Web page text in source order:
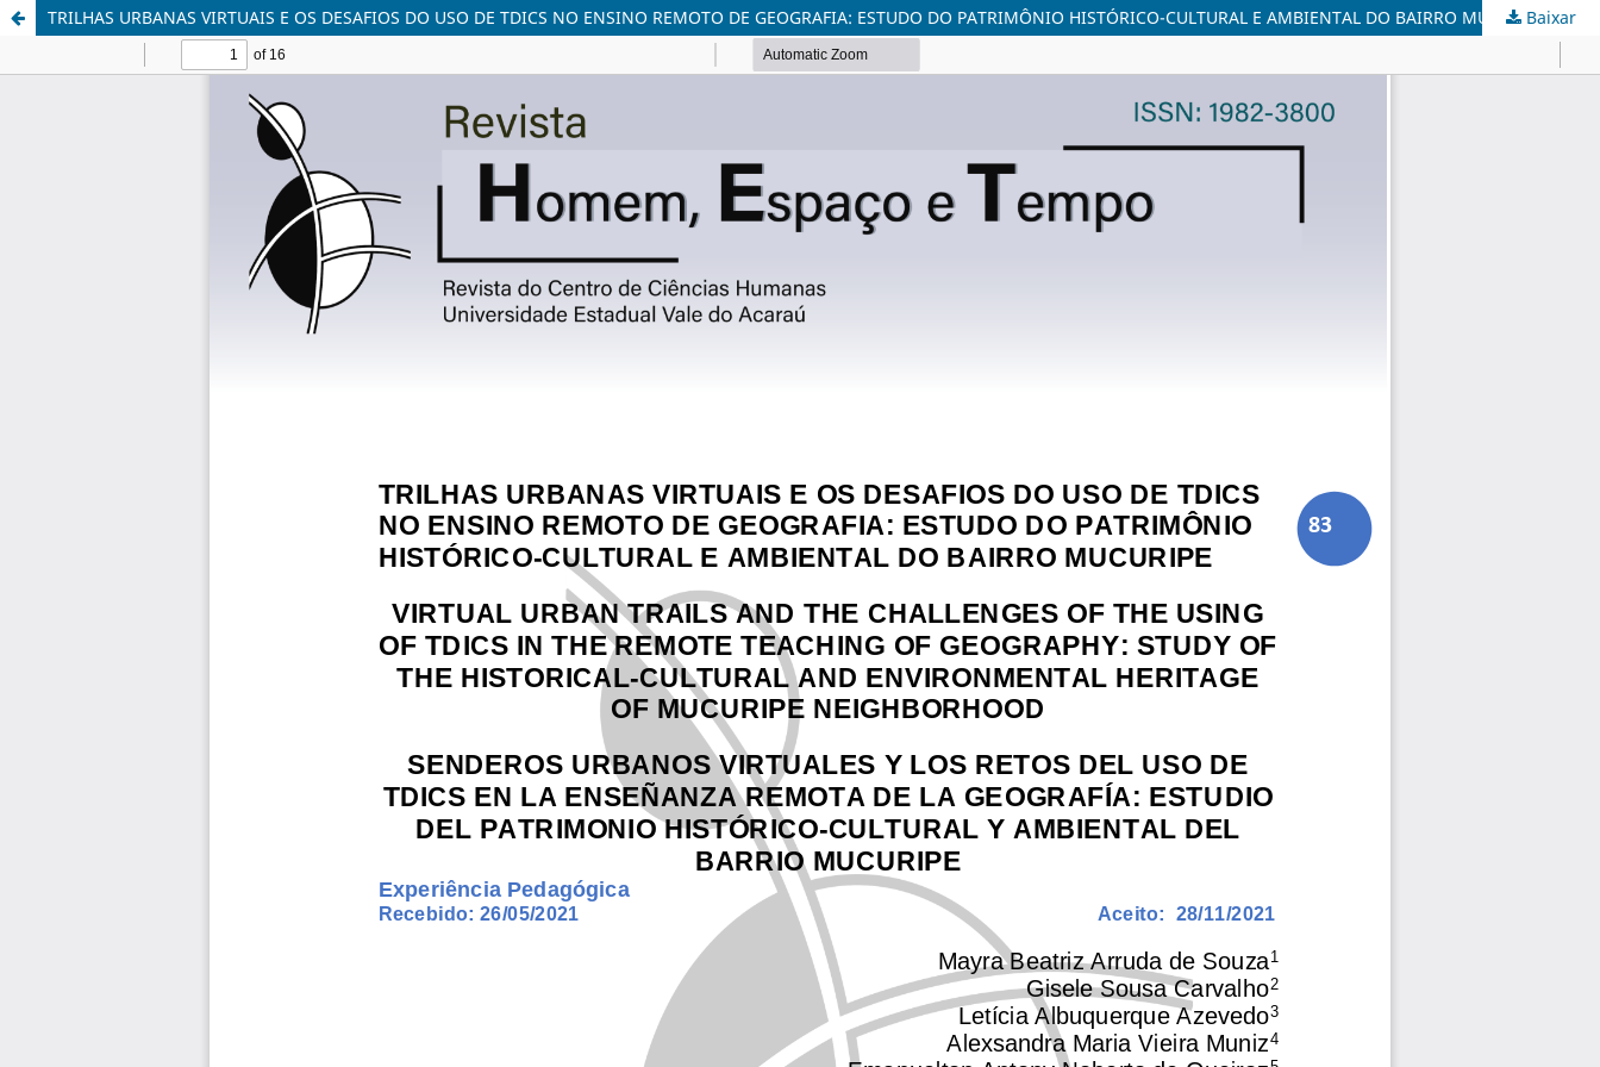
TRILHAS URBANAS VIRTUAIS E OS DESAFIOS DO USO DE TDICS NO ENSINO REMOTO DE GEOGRAFIA: ESTUDO DO PATRIMÔNIO HISTÓRICO-CULTURAL E AMBIENTAL DO BAIRRO MUCURIPEBaixar